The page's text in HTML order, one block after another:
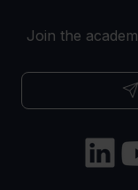
Join the